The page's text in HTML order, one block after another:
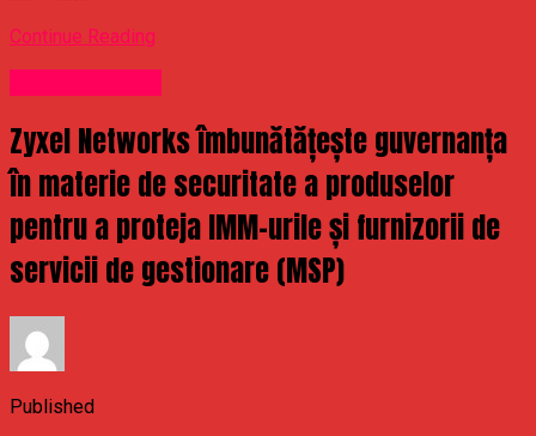
Continue Reading
Zyxel Networks îmbunătățește guvernanța
în materie de securitate a produselor
pentru a proteja IMM-urile și furnizorii de
servicii de gestionare (MSP)
Published